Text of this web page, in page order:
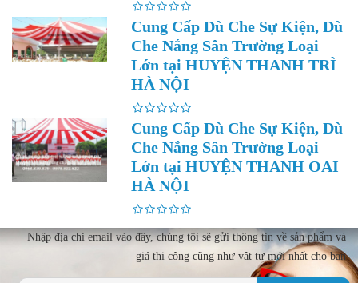
Cung Cấp Dù Che Sự Kiện, Dù
Che Nắng Sân Trường Loại
Lớn tại HUYỆN THANH TRÌ
HÀ NỘI
Cung Cấp Dù Che Sự Kiện, Dù
Che Nắng Sân Trường Loại
Lớn tại HUYỆN THANH OAI
HÀ NỘI
Nhập địa chi email vào đây, chúng tôi sẽ gửi thông tin về sản phẩm và
giá thi công cũng như vật tư mới nhất cho bạn